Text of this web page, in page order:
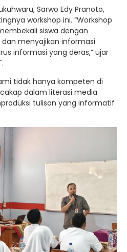
Sarwo Edy Pranoto,
workshop ini. “Workshop
siswa dengan
menyajikan informasi
informasi yang deras,” ujar
tidak hanya kompeten di
dalam literasi media
tulisan yang informatif